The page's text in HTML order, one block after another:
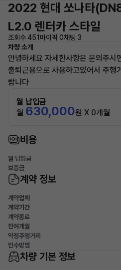
2022 현대 쏘나타
L2.0 렌터카 스타일
조회수 451 마이픽 0채팅 3
차량 소개
안녕하세요 자세한사항은 문의주시
출퇴근용으로 사용하고있어서 주행
랍니다
월 납입금
월 630,000원 X 0개월
비용
월 납입금
보증금
계약 정보
계약업체
계약기간
계약종료
잔여개월
약정주행거리
인수방법
차량 기본 정보